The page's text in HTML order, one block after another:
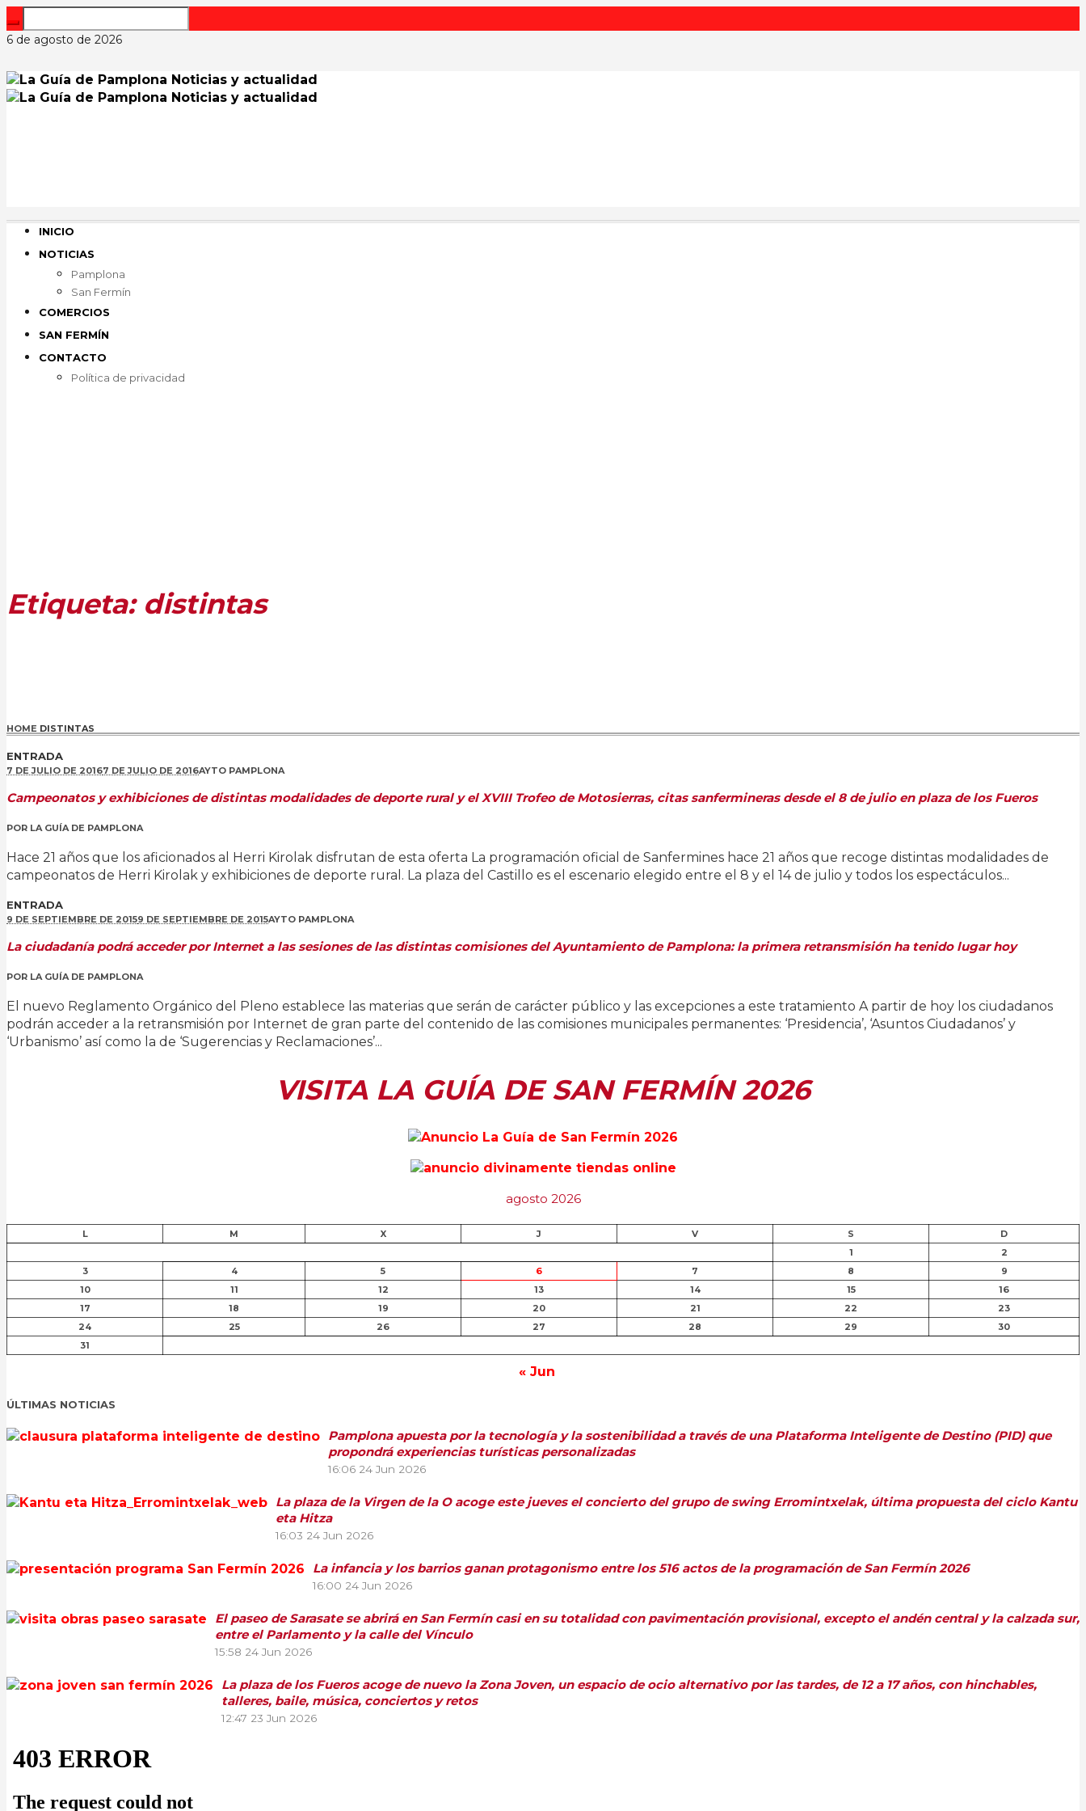
6 de agosto de 2026
INICIO
NOTICIAS
Pamplona
San Fermín
COMERCIOS
SAN FERMÍN
CONTACTO
Política de privacidad
Etiqueta: distintas
HOME DISTINTAS
ENTRADA
7 DE JULIO DE 20167 DE JULIO DE 2016AYTO PAMPLONA
Campeonatos y exhibiciones de distintas modalidades de deporte rural y el XVIII Trofeo de Motosierras, citas sanfermineras desde el 8 de julio en plaza de los Fueros
POR LA GUÍA DE PAMPLONA
Hace 21 años que los aficionados al Herri Kirolak disfrutan de esta oferta La programación oficial de Sanfermines hace 21 años que recoge distintas modalidades de
campeonatos de Herri Kirolak y exhibiciones de deporte rural. La plaza del Castillo es el escenario elegido entre el 8 y el 14 de julio y todos los espectáculos...
ENTRADA
9 DE SEPTIEMBRE DE 20159 DE SEPTIEMBRE DE 2015AYTO PAMPLONA
La ciudadanía podrá acceder por Internet a las sesiones de las distintas comisiones del Ayuntamiento de Pamplona: la primera retransmisión ha tenido lugar hoy
POR LA GUÍA DE PAMPLONA
El nuevo Reglamento Orgánico del Pleno establece las materias que serán de carácter público y las excepciones a este tratamiento A partir de hoy los ciudadanos
podrán acceder a la retransmisión por Internet de gran parte del contenido de las comisiones municipales permanentes: ‘Presidencia’, ‘Asuntos Ciudadanos’ y
‘Urbanismo’ así como la de ‘Sugerencias y Reclamaciones’...
VISITA LA GUÍA DE SAN FERMÍN 2026
agosto 2026
L M X J V S
D
1
2
3
4 5 6 7 8
9
10
11 12 13 14 15
16
17
18 19 20 21 22
23
24
25 26 27 28 29
30
31
« Jun
ÚLTIMAS NOTICIAS
Pamplona apuesta por la tecnología y la sostenibilidad a través de una Plataforma Inteligente de Destino (PID) que
propondrá experiencias turísticas personalizadas
16:06 24 Jun 2026
La plaza de la Virgen de la O acoge este jueves el concierto del grupo de swing Erromintxelak, última propuesta del ciclo Kantu
eta Hitza
16:03 24 Jun 2026
La infancia y los barrios ganan protagonismo entre los 516 actos de la programación de San Fermín 2026
16:00 24 Jun 2026
El paseo de Sarasate se abrirá en San Fermín casi en su totalidad con pavimentación provisional, excepto el andén central y la calzada sur,
entre el Parlamento y la calle del Vínculo
15:58 24 Jun 2026
La plaza de los Fueros acoge de nuevo la Zona Joven, un espacio de ocio alternativo por las tardes, de 12 a 17 años, con hinchables,
talleres, baile, música, conciertos y retos
12:47 23 Jun 2026